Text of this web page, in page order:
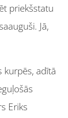
priekšstatu
Jā,
kurpēs, adītā
Eriks